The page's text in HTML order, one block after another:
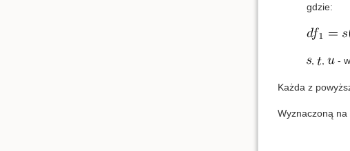
gdzie:
, , -
Każda z
Wyznaczoną